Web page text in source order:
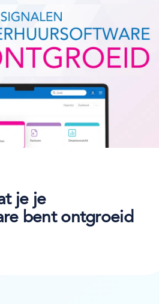
je je
bent ontgroeid